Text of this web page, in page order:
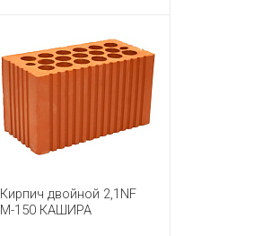
Кирпич двойной 2,1NF
М-150 КАШИРА